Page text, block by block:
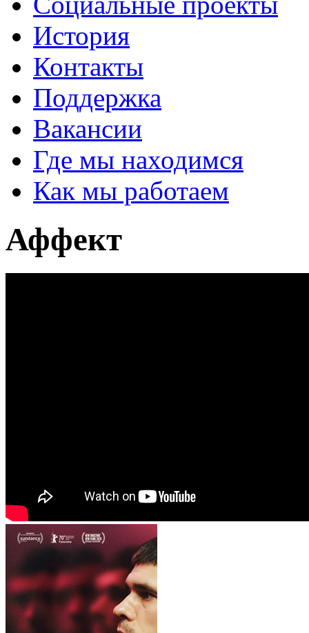
История
Контакты
Поддержка
Вакансии
Где мы находимся
Как мы работаем
Аффект